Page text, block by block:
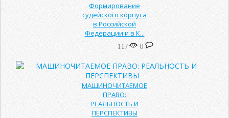
Формирование
судейского корпуса
в Российской
Федерации и в К...
117 0
МАШИНОЧИТАЕМОЕ
ПРАВО:
РЕАЛЬНОСТЬ И
ПЕРСПЕКТИВЫ